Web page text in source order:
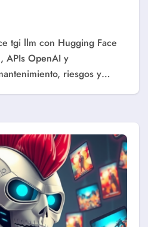
APIs OpenAI y
riesgos y…